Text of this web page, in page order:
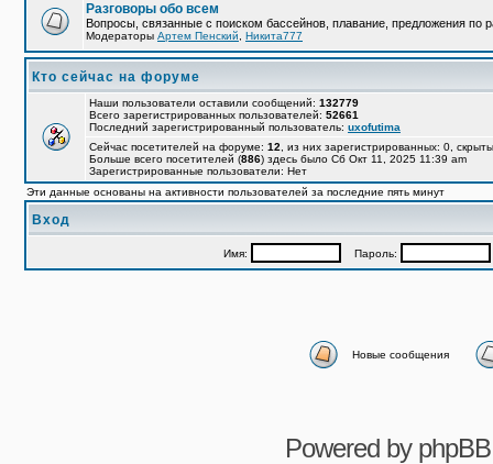
Разговоры обо всем
Вопросы, связанные с поиском бассейнов, плавание, предложения по
Модераторы Артем Пенский Никита777
Кто сейчас на форуме
Наши пользователи оставили сообщений: 132779
Всего зарегистрированных пользователей: 52661
Последний зарегистрированный пользователь: uxofutima
Сейчас посетителей на форуме: 12 , из них зарегистрированных: 0,
Больше всего посетителей (886) здесь было Сб Окт 11, 2025 11:39 am
Зарегистрированные пользователи: Нет
Эти данные основаны на активности пользователей за последние пять минут
Вход
Имя: Пароль:
Новые сообщения
Powered by phpBB